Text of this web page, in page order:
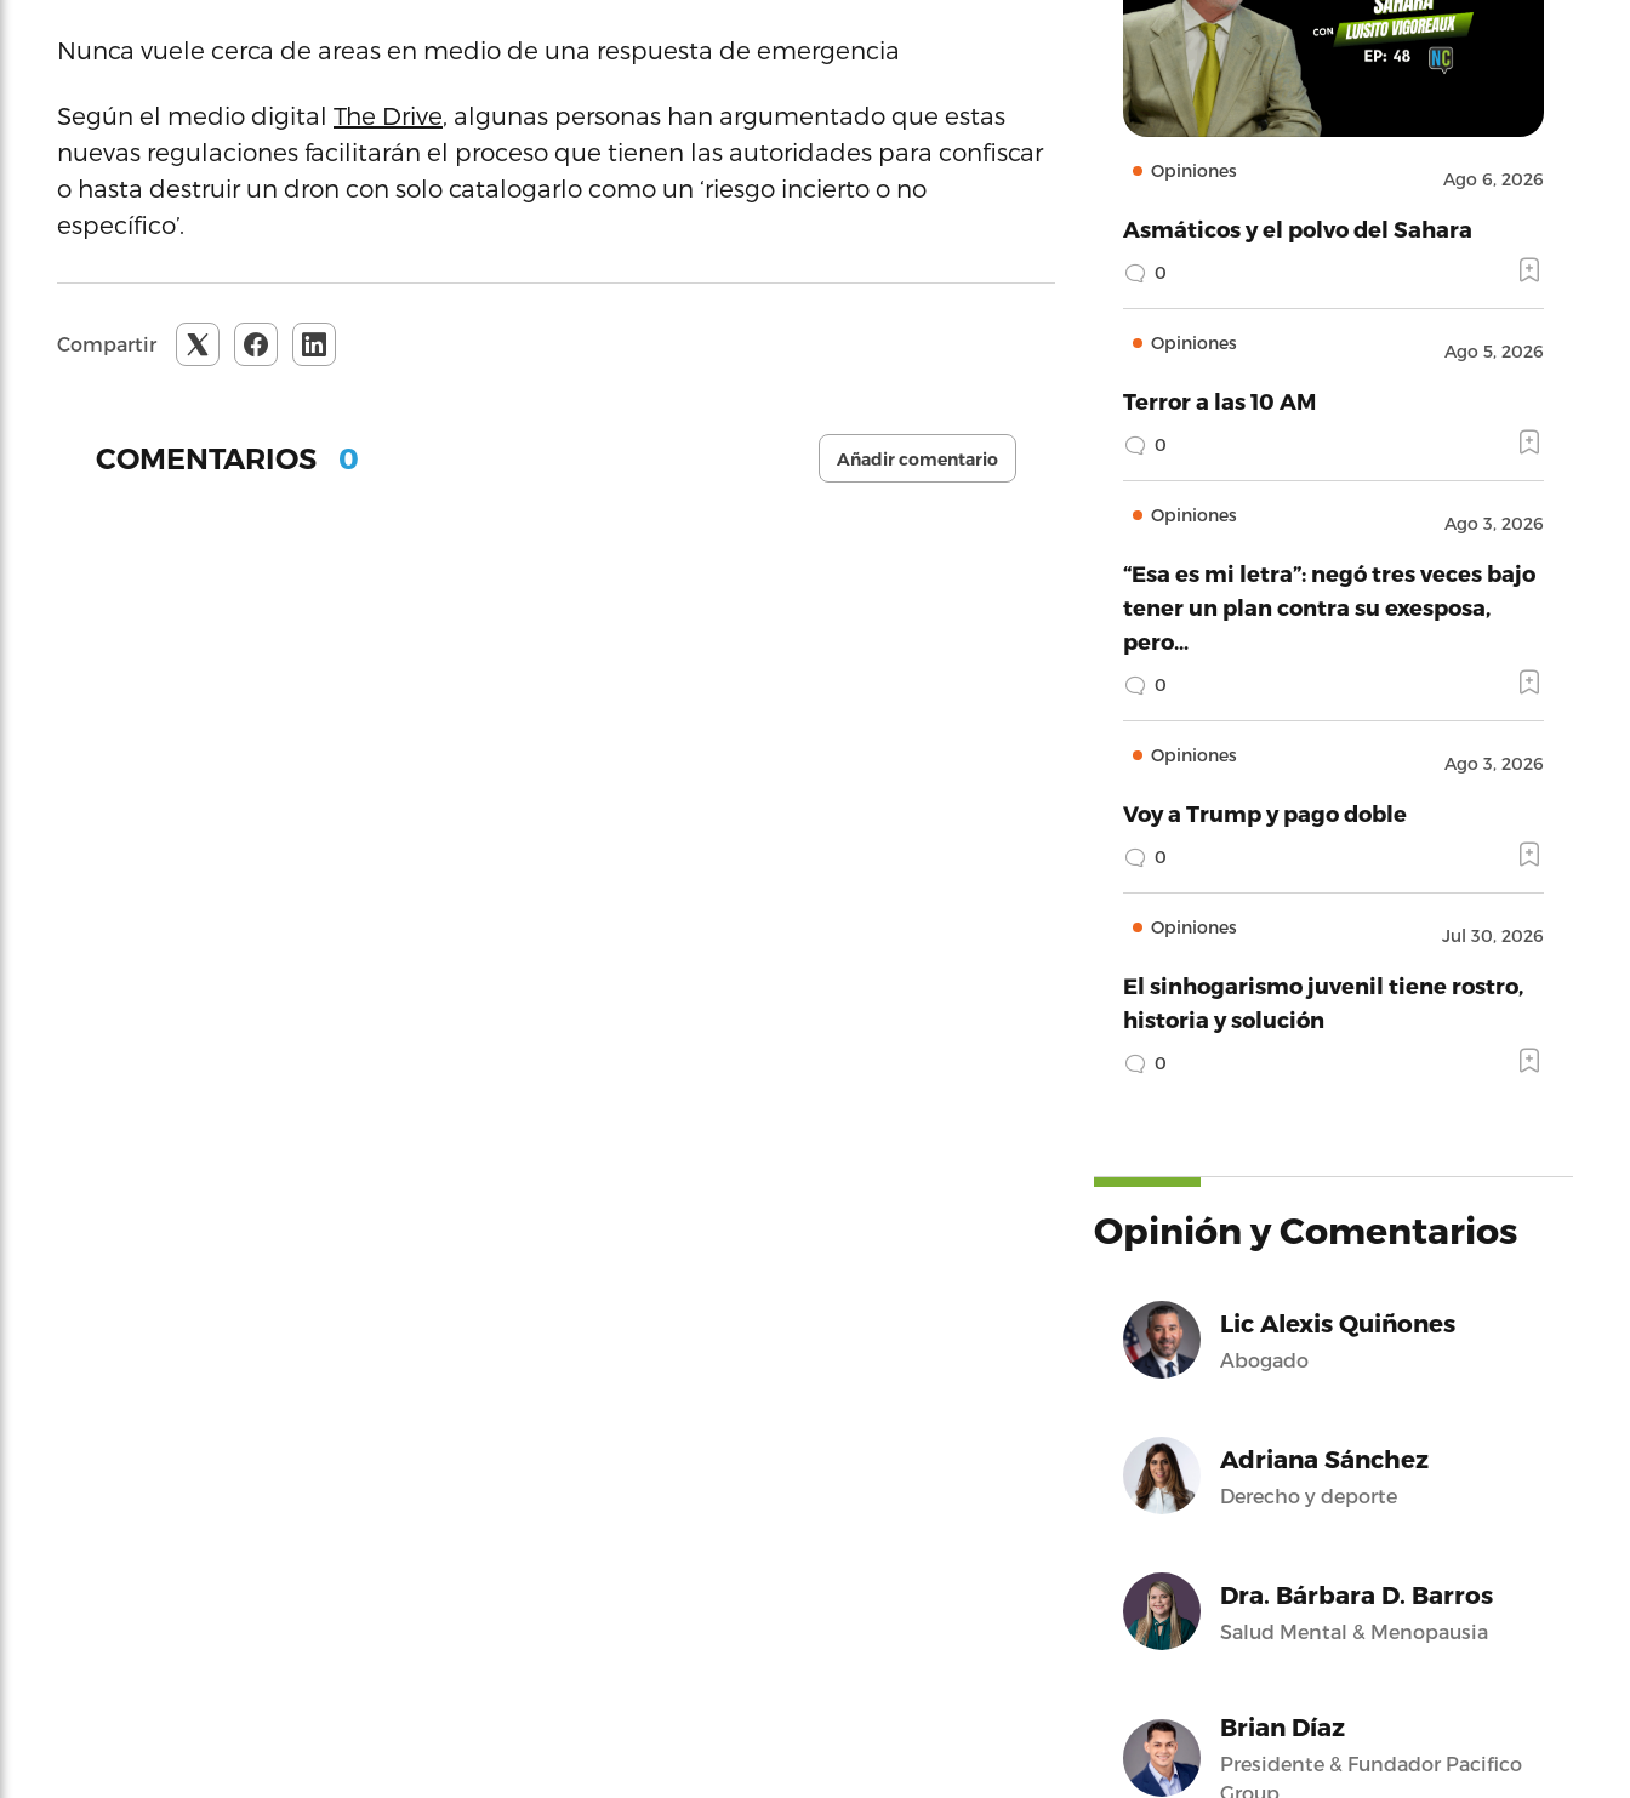
Nunca vuele cerca de areas en medio de una respuesta de emergencia
Según el medio digital The Drive, algunas personas han argumentado que estas
nuevas regulaciones facilitarán el proceso que tienen las autoridades para confiscar
o hasta destruir un dron con solo catalogarlo como un ‘riesgo incierto o no
específico’.
Compartir
COMENTARIOS 0 Añadir comentario
Opiniones Ago 6, 2026
Asmáticos y el polvo del Sahara
0
Opiniones Ago 5, 2026
Terror a las 10 AM
0
Opiniones Ago 3, 2026
“Esa es mi letra”: negó tres veces bajo
tener un plan contra su exesposa,
pero…
0
Opiniones Ago 3, 2026
Voy a Trump y pago doble
0
Opiniones Jul 30, 2026
El sinhogarismo juvenil tiene rostro,
historia y solución
0
Opinión y Comentarios
Lic Alexis Quiñones
Abogado
Adriana Sánchez
Derecho y deporte
Dra. Bárbara D. Barros
Salud Mental & Menopausia
Brian Díaz
Presidente & Fundador Pacifico
Group